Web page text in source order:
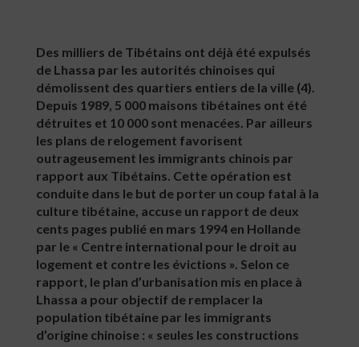
Des milliers de Tibétains ont déjà été expulsés
de Lhassa par les autorités chinoises qui
démolissent des quartiers entiers de la ville (4).
Depuis 1989, 5 000 maisons tibétaines ont été
détruites et 10 000 sont menacées. Par ailleurs
les plans de relogement favorisent
outrageusement les immigrants chinois par
rapport aux Tibétains. Cette opération est
conduite dans le but de porter un coup fatal à la
culture tibétaine, accuse un rapport de deux
cents pages publié en mars 1994 en Hollande
par le « Centre international pour le droit au
logement et contre les évictions ». Selon ce
rapport, le plan d’urbanisation mis en place à
Lhassa a pour objectif de remplacer la
population tibétaine par les immigrants
d’origine chinoise : « seules les constructions